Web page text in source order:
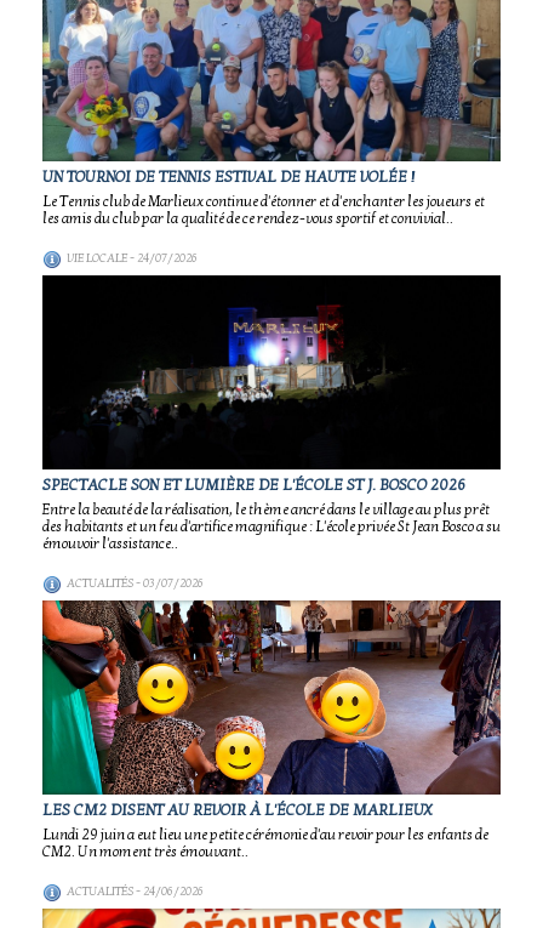
UN TOURNOI DE TENNIS ESTIVAL DE HAUTE VOLÉE !
Le Tennis club de Marlieux continue d'étonner et d'enchanter les joueurs et
les amis du club par la qualité de ce rendez-vous sportif et convivial..
VIE LOCALE- 24/07/2026
SPECTACLE SON ET LUMIÈRE DE L'ÉCOLE ST J. BOSCO 2026
Entre la beauté de la réalisation, le thème ancré dans le village au plus prêt
des habitants et un feu d'artifice magnifique : L'école privée St Jean Bosco a su
émouvoir l'assistance..
ACTUALITÉS- 03/07/2026
LES CM2 DISENT AU REVOIR À L'ÉCOLE DE MARLIEUX
Lundi 29 juin a eut lieu une petite cérémonie d'au revoir pour les enfants de
CM2. Un moment très émouvant..
ACTUALITÉS- 24/06/2026